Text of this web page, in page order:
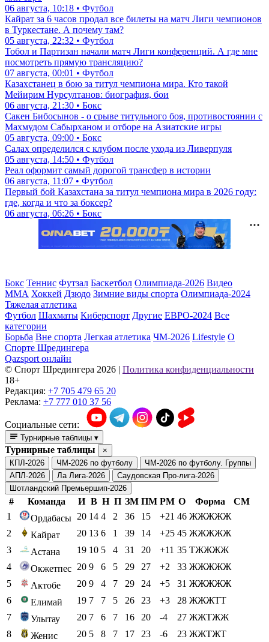
06 августа, 10:18 • Футбол
Кайрат за 6 часов продал все билеты на матч Лиги чемпионов
в Туркестане. А почему там?
05 августа, 22:32 • Футбол
Тобол и Партизан начали матч Лиги конференций. А где мне
посмотреть прямую трансляцию?
07 августа, 00:01 • Футбол
Казахстанец в бою за титул чемпиона мира. Кто такой
Мейирим Нурсултанов: биография, бои
06 августа, 21:30 • Бокс
Сакен Бибосынов - о срыве титульного боя, противостоянии с
Махмудом Сабырханом и отборе на Азиатские игры
05 августа, 09:00 • Бокс
Салах определился с клубом после ухода из Ливерпуля
05 августа, 14:50 • Футбол
Реал оформит самый дорогой трансфер в истории
06 августа, 11:07 • Футбол
Первый бой Казахстана за титул чемпиона мира в 2026 году:
где, когда и что за боксер?
06 августа, 06:26 • Бокс
Бокс Теннис Футзал Баскетбол Олимпиада-2026 Видео
ММА Хоккей Дзюдо Зимние виды спорта Олимпиада-2024
Тяжелая атлетика
Футбол Шахматы Киберспорт Другие ЕВРО-2024 Все
категории
Борьба Вне спорта Легкая атлетика ЧМ-2026 Lifestyle О
Спорте Шредингера
Qazsport онлайн
© Cпорт Шредингера 2026 | Политика конфиденциальности
18+
Редакция: +7 705 479 65 20
Реклама: +7 777 010 37 56
Социальные сети:
Турнирные таблицы ▾
Турнирные таблицы
×
КПЛ-2026
ЧМ-2026 по футболу
ЧМ-2026 по футболу. Группы
АПЛ-2026
Ла Лига-2026
Саудовская Про-лига-2026
Шотландский Премьершип-2026
# Команда И В Н П ЗМ ПМ РМ О Форма
СМ
1
Ордабасы 20 14 4 2 36 15 +21 46 ЖЖЖЖЖ
2
Кайрат 20 13 6 1 39 14 +25 45 ЖЖЖЖЖ
3
Астана 19 10 5 4 31 20 +11 35 ТЖЖЖЖ
4
Окжетпес 20 9 6 5 29 27 +2 33 ЖЖЖЖЖ
5
Актобе 20 9 4 7 29 24 +5 31 ЖЖЖЖЖ
6
Елимай 19 7 7 5 26 23 +3 28 ЖЖЖТТ
7
Улытау 20 7 6 7 16 20 -4 27 ЖЖТЖЖ
8
Женис 20 5 8 7 17 23 -6 23 ЖЖТЖТ